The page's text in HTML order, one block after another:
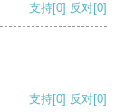
支持[0] 反对[0]
支持[0] 反对[0]